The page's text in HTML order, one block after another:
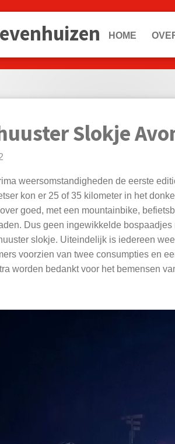
HOME
Slokje
weersomstandigheden de eerste
kon er 25 of 35 kilometer in het
goed, met een mountainbike,
Dus geen ingewikkelde
slokje. Uiteindelijk is iedereen
voorzien van twee consumpties en
worden bedankt voor het bemensen